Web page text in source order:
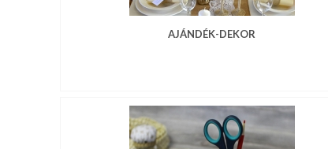
AJÁNDÉK-DEKOR